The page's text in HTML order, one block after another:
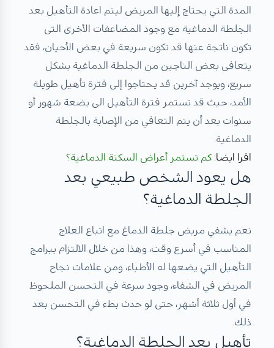
المدة التي يحتاج إليها المريض ليتم اعادة التأهيل بعد
الجلطة الدماغية مع وجود المضاعفات الأخرى التى
تكون ناتجة عنها قد تكون سريعة في بعض الأحيان، فقد
يتعافى بعض الناجين من الجلطة الدماغية بشكل
سريع، ويوجد آخرين قد يحتاجوا إلى فترة تأهيل طويلة
الأمد، حيث قد تستمر فترة التأهيل الى بضعة شهور أو
سنوات بعد أن يتم التعافي من الإصابة بالجلطة
الدماغية.
اقرا ايضا: كم تستمر أعراض السكتة الدماغية؟
هل يعود الشخص طبيعي بعد
الجلطة الدماغية؟
نعم يشفي مريض جلطة الدماغ مع اتباع العلاج
المناسب في أسرع وقت، وهذا من خلال الالتزام ببرامج
التأهيل التي يضعها له الأطباء، ومن علامات نجاح
المريض في الشفاء، وجود سرعة في التحسن الملحوظ
في أول ثلاثة أشهر، حتى لو حدث بطء في التحسن بعد
ذلك.
تأهيل بعد الجلطة الدماغية؟